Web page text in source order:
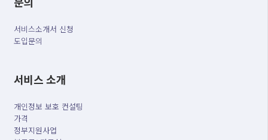
서비스소개서 신청
도입문의
서비스 소개
개인정보 보호 컨설팅
가격
정부지원사업